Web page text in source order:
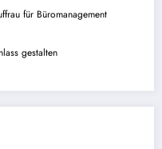
für Büromanagement
gestalten